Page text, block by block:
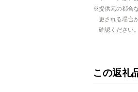
提供元の都合
更される場合
確認ください。
この返礼